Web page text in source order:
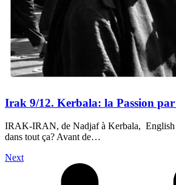
Irak 9/12. Kerbala: la Passion par
IRAK-IRAN, de Nadjaf à Kerbala, English
dans tout ça? Avant de…
Next